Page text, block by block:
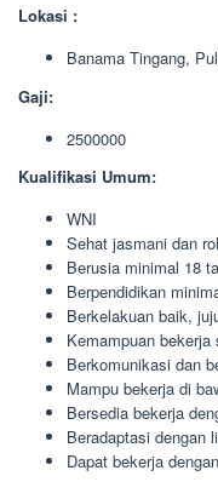
Lokasi :
Banama Tingang,
Gaji:
2500000
Kualifikasi Umum:
WNI
Sehat jasmani dan
Berusia minimal 18
Berpendidikan
Berkelakuan baik,
Kemampuan
Berkomunikasi dan
Mampu bekerja di
Bersedia bekerja
Beradaptasi dengan
Dapat bekerja